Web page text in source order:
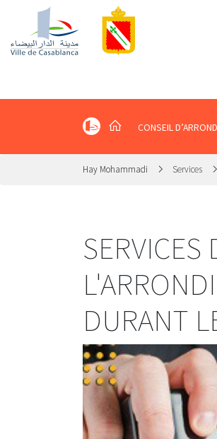
CONSEIL
Hay Mohammadi Services
SERVICES
DURANT